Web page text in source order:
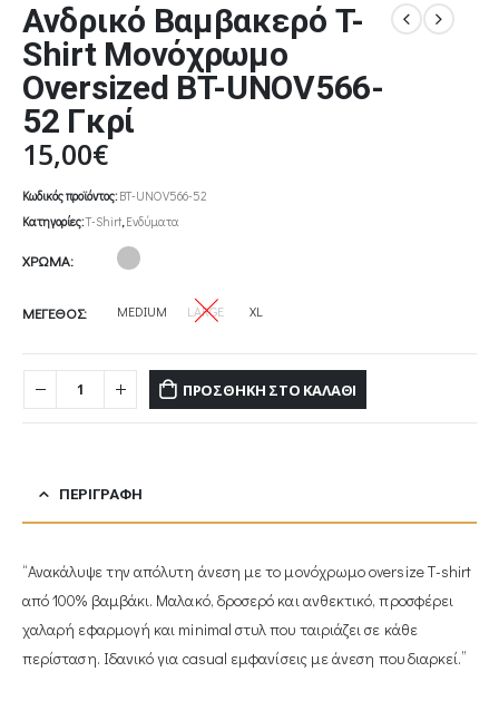
Ανδρικό Βαμβακερό T-
Shirt Μονόχρωμο
Oversized BT-UNOV566-
52 Γκρί
15,00€
Κωδικός προϊόντος: BT-UNOV566-52
Κατηγορίες:T-Shirt, Ενδύματα
ΧΡΩΜΑ
ΜΕΓΕΘΟΣ MEDIUM LARGE XL
ΠΡΟΣΘΉΚΗ ΣΤΟ ΚΑΛΆΘΙ
ΠΕΡΙΓΡΑΦΉ
“Ανακάλυψε την απόλυτη άνεση με το μονόχρωμο oversize T-shirt
από 100% βαμβάκι. Μαλακό, δροσερό και ανθεκτικό, προσφέρει
χαλαρή εφαρμογή και minimal στυλ που ταιριάζει σε κάθε
περίσταση. Ιδανικό για casual εμφανίσεις με άνεση που διαρκεί.”